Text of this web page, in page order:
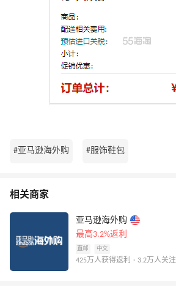
#亚马逊海外购 #服饰鞋包
相关商家
亚马逊海外购
最高3.2%返利
直邮 中文
425万人获得返利 · 3.2万人关注